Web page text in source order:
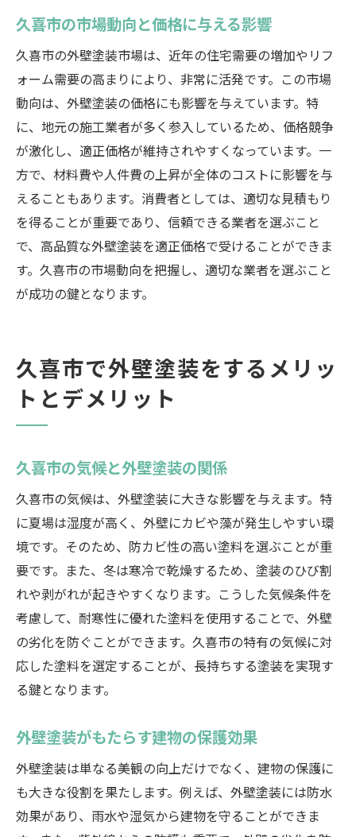
久喜市の市場動向と価格に与える影響
久喜市の外壁塗装市場は、近年の住宅需要の増加やリフ
ォーム需要の高まりにより、非常に活発です。この市場
動向は、外壁塗装の価格にも影響を与えています。特
に、地元の施工業者が多く参入しているため、価格競争
が激化し、適正価格が維持されやすくなっています。一
方で、材料費や人件費の上昇が全体のコストに影響を与
えることもあります。消費者としては、適切な見積もり
を得ることが重要であり、信頼できる業者を選ぶこと
で、高品質な外壁塗装を適正価格で受けることができま
す。久喜市の市場動向を把握し、適切な業者を選ぶこと
が成功の鍵となります。
久喜市で外壁塗装をするメリッ
トとデメリット
久喜市の気候と外壁塗装の関係
久喜市の気候は、外壁塗装に大きな影響を与えます。特
に夏場は湿度が高く、外壁にカビや藻が発生しやすい環
境です。そのため、防カビ性の高い塗料を選ぶことが重
要です。また、冬は寒冷で乾燥するため、塗装のひび割
れや剥がれが起きやすくなります。こうした気候条件を
考慮して、耐寒性に優れた塗料を使用することで、外壁
の劣化を防ぐことができます。久喜市の特有の気候に対
応した塗料を選定することが、長持ちする塗装を実現す
る鍵となります。
外壁塗装がもたらす建物の保護効果
外壁塗装は単なる美観の向上だけでなく、建物の保護に
も大きな役割を果たします。例えば、外壁塗装には防水
効果があり、雨水や湿気から建物を守ることができま